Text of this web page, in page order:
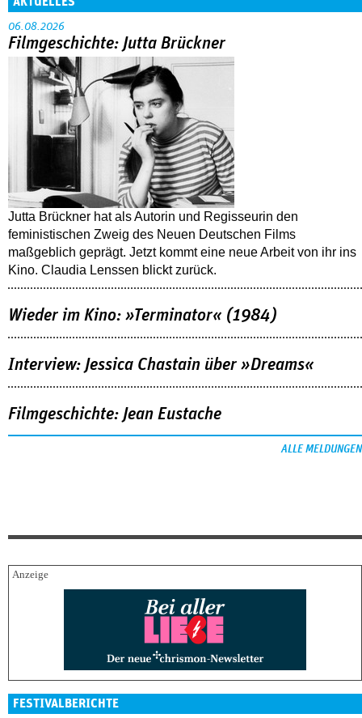
06.08.2026
Filmgeschichte: Jutta Brückner
Jutta Brückner hat als Autorin und Regisseurin den
feministischen Zweig des Neuen Deutschen Films
maßgeblich geprägt. Jetzt kommt eine neue Arbeit von ihr ins
Kino. Claudia Lenssen blickt zurück.
Wieder im Kino: »Terminator« (1984)
Interview: Jessica Chastain über »Dreams«
Filmgeschichte: Jean Eustache
ALLE MELDUNGEN
FESTIVALBERICHTE